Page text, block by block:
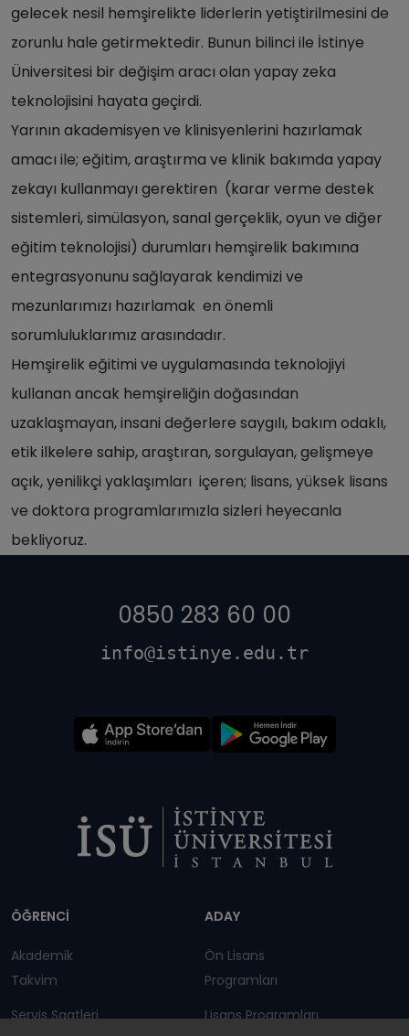
gelecek nesil hemşirelikte liderlerin yetiştirilmesini de
zorunlu hale getirmektedir. Bunun bilinci ile İstinye
Üniversitesi bir değişim aracı olan yapay zeka
teknolojisini hayata geçirdi.
Yarının akademisyen ve klinisyenlerini hazırlamak
amacı ile; eğitim, araştırma ve klinik bakımda yapay
zekayı kullanmayı gerektiren (karar verme destek
sistemleri, simülasyon, sanal gerçeklik, oyun ve diğer
eğitim teknolojisi) durumları hemşirelik bakımına
entegrasyonunu sağlayarak kendimizi ve
mezunlarımızı hazırlamak en önemli
sorumluluklarımız arasındadır.
Hemşirelik eğitimi ve uygulamasında teknolojiyi
kullanan ancak hemşireliğin doğasından
uzaklaşmayan, insani değerlere saygılı, bakım odaklı,
etik ilkelere sahip, araştıran, sorgulayan, gelişmeye
açık, yenilikçi yaklaşımları içeren; lisans, yüksek lisans
ve doktora programlarımızla sizleri heyecanla
bekliyoruz.
0850 283 60 00
info@istinye.edu.tr
ÖĞRENCİ
Akademik
Takvim
Servis Saatleri
ADAY
Ön Lisans
Programları
Lisans Programları